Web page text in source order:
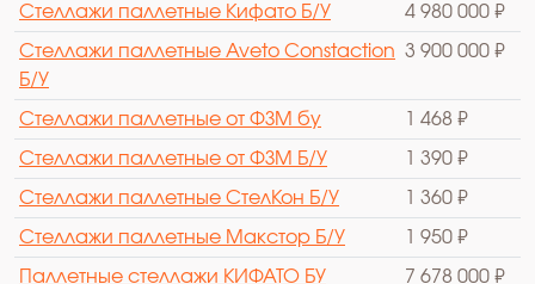
Стеллажи паллетные Кифато Б/У 4 980 000 ₽
Стеллажи паллетные Aveto Constaction
Б/У
3 900 000 ₽
Стеллажи паллетные от ФЗМ бу 1 468 ₽
Стеллажи паллетные от ФЗМ Б/У 1 390 ₽
Стеллажи паллетные СтелКон Б/У 1 360 ₽
Стеллажи паллетные Макстор Б/У 1 950 ₽
Паллетные стеллажи КИФАТО БУ 7 678 000 ₽